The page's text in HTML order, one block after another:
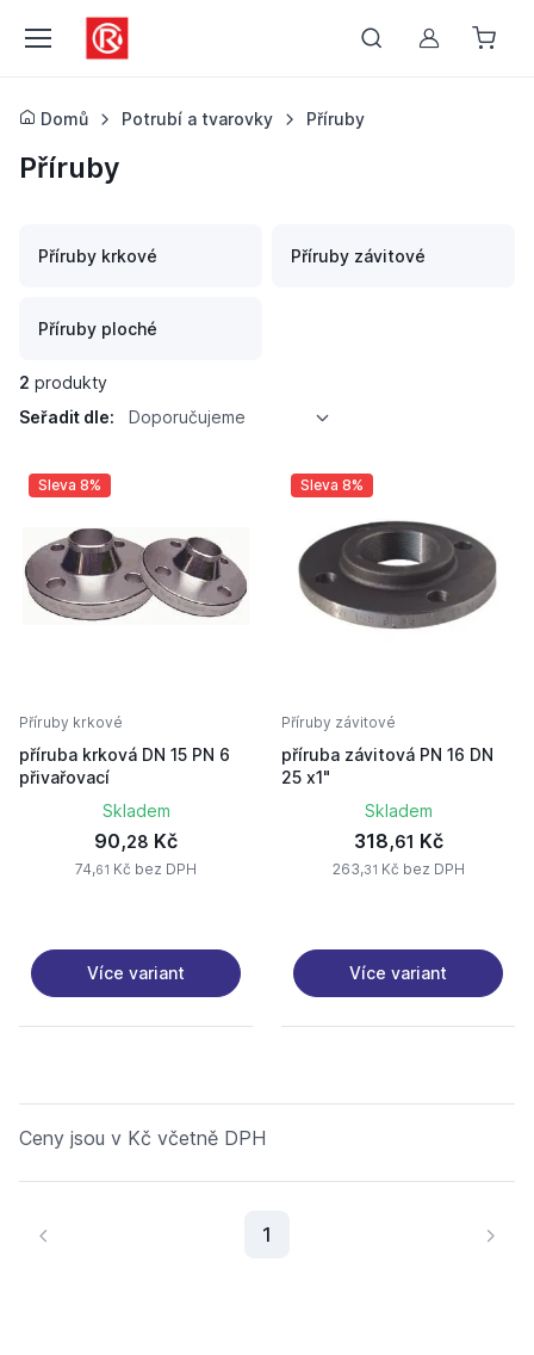
Můj účet
Domů Potrubí a tvarovky Příruby
Příruby
Příruby krkové Příruby závitové
Příruby ploché
2 produkty
Seřadit dle:
Doporučujeme
Sleva 8%
Příruby krkové
příruba krková DN 15 PN 6
přivařovací
Skladem
90,28 Kč
74,61 Kč bez DPH
Více variant
Sleva 8%
Příruby závitové
příruba závitová PN 16 DN
25 x1"
Skladem
318,61 Kč
263,31 Kč bez DPH
Více variant
Ceny jsou v Kč včetně DPH
1